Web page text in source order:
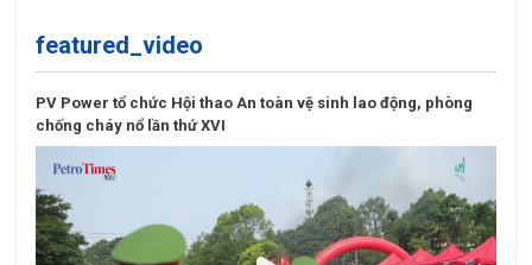
featured_video
PV Power tổ chức Hội thao An toàn vệ sinh lao động, phòng
chống cháy nổ lần thứ XVI